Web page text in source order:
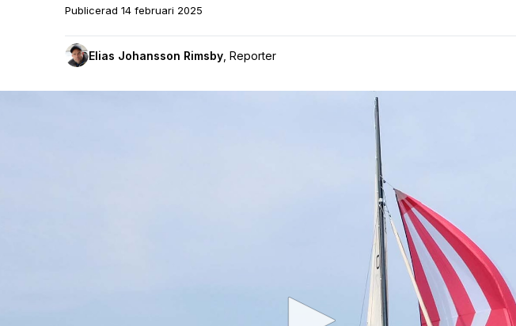
Publicerad 14 februari 2025
Elias Johansson Rimsby Reporter